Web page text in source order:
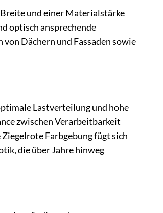
und einer Materialstärke
optisch ansprechende
Dächern und Fassaden sowie
Lastverteilung und hohe
zwischen Verarbeitbarkeit
Farbgebung fügt sich
die über Jahre hinweg